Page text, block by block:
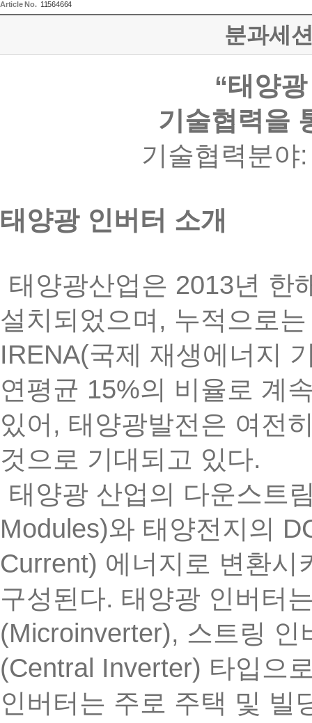
Article No. 11564664
분과세
“태양광
기술협력을
기술협력분야
태양광 인버터 소개
태양광산업은 2013년 한
설치되었으며 , 누적으로는
IRENA(국제 재생에너지
연평균 15%의 비율로 계
있어 , 태양광발전은 여전
것으로 기대되고 있다.
태양광 산업의 다운스트
Modules)와 태양전지의
Current) 에너지로 변환시
구성된다. 태양광 인버터
(Microinverter), 스트링 인
(Central Inverter) 타입으
인버터는 주로 주택 및 빌